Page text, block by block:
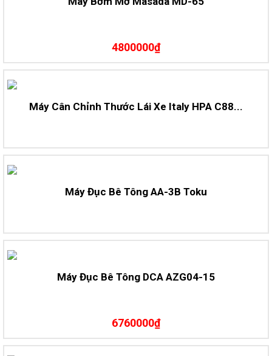
4800000₫
Máy Cân Chỉnh Thước Lái Xe Italy HPA C88...
Máy Đục Bê Tông AA-3B Toku
Máy Đục Bê Tông DCA AZG04-15
6760000₫